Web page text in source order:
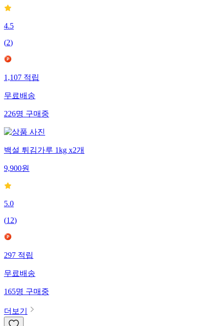
4.5
(2)
1,107적립
무료배송
226명구매중
백설 튀김가루 1kg x2개
9,900원
5.0
(12)
297적립
무료배송
165명구매중
더보기